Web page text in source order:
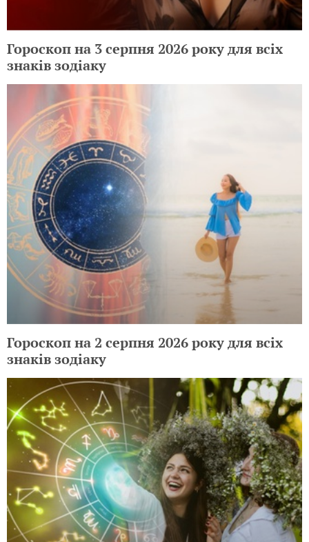
Гороскоп на 3 серпня 2026 року для всіх
знаків зодіаку
Гороскоп на 2 серпня 2026 року для всіх
знаків зодіаку